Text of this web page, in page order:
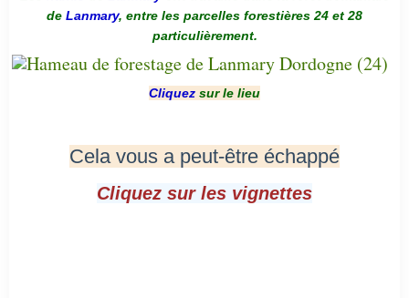
de Lanmary, entre les parcelles forestières 24 et 28
particulièrement.
Cliquez sur le lieu
Cela vous a peut-être échappé
Cliquez sur les vignettes